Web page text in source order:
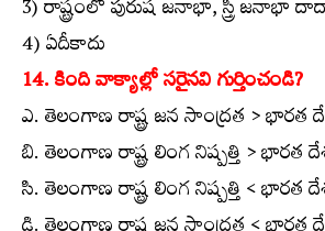
3) రాష్ట్రంలో పురుష జనాభా, స్త్రీ జనాభా
4) ఏదీకాదు
14. కింది వాక్యాల్లో సరైనవి గుర్తించండి?
ఎ. తెలంగాణ రాష్ట్ర జన సాంద్రత > భారత
బి. తెలంగాణ రాష్ట్ర లింగ నిష్పత్తి > భారత
సి. తెలంగాణ రాష్ట్ర లింగ నిష్పత్తి < భారత